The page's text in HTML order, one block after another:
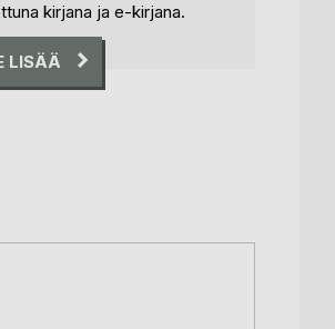
kirjana ja e-kirjana.
LISÄÄ